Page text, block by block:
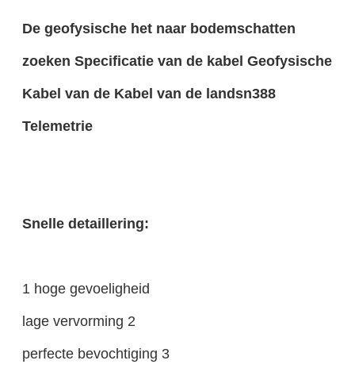
De geofysische het naar bodemschatten
zoeken Specificatie van de kabel Geofysische
Kabel van de Kabel van de landsn388
Telemetrie
Snelle detaillering:
1 hoge gevoeligheid
lage vervorming 2
perfecte bevochtiging 3